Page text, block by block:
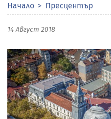
Начало Пресцентър
14 Август 2018